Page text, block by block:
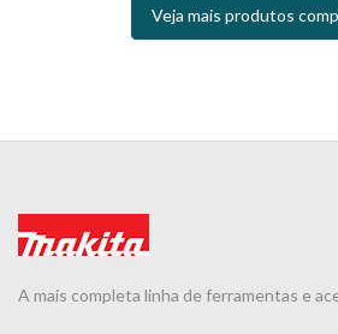
Veja mais produtos
A mais completa linha de ferramentas e